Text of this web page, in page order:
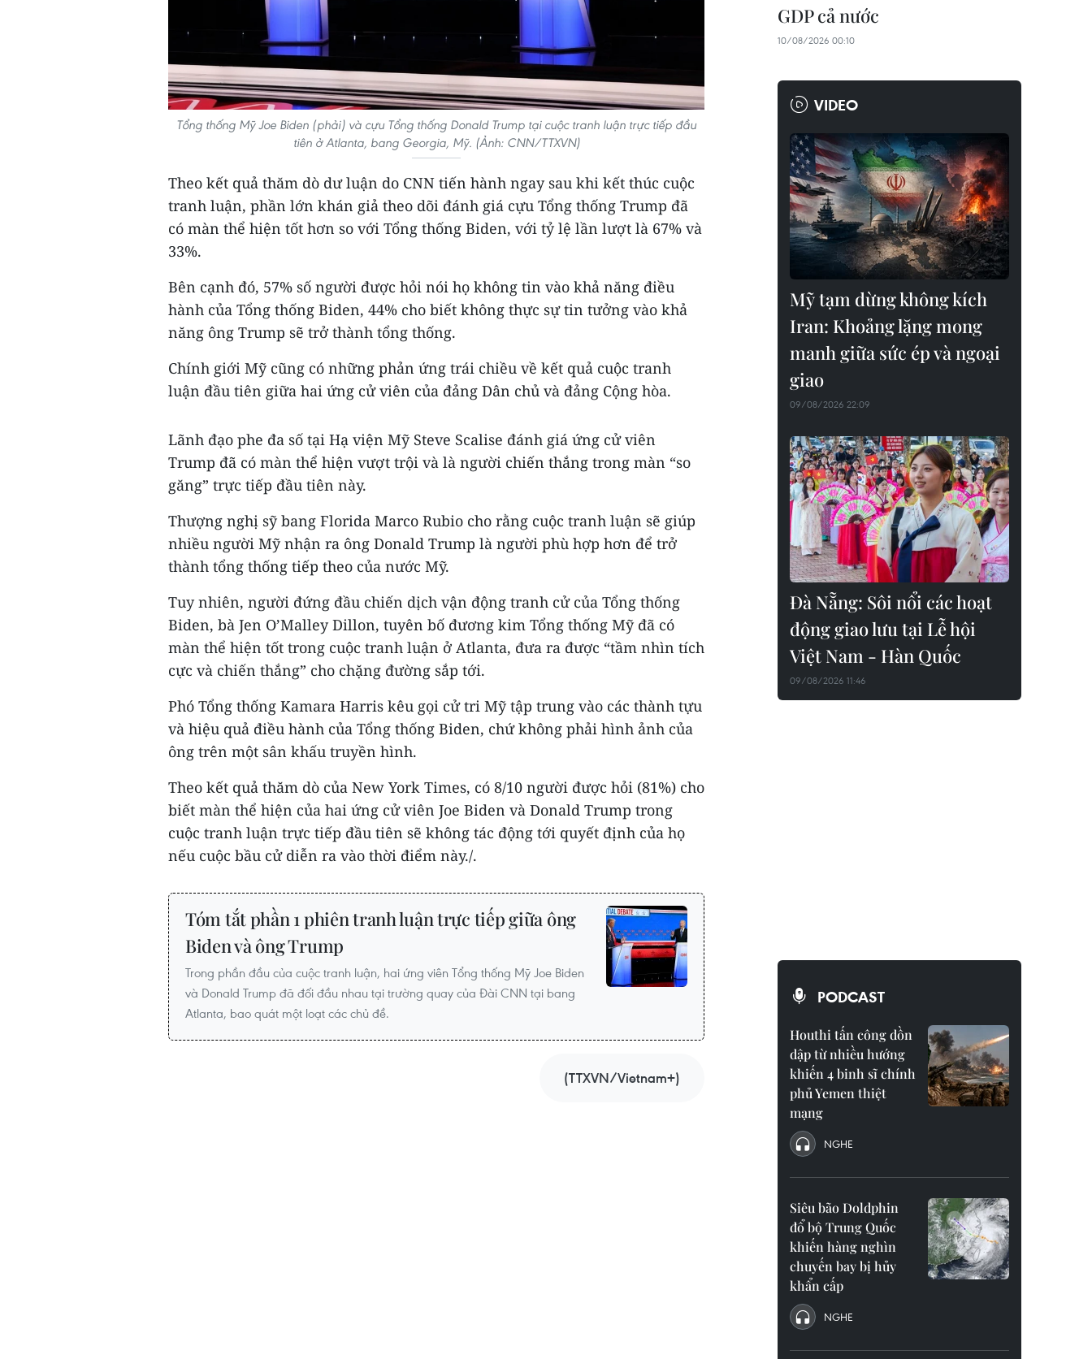
Tổng thống Mỹ Joe Biden (phải) và cựu Tổng thống Donald Trump tại cuộc tranh luận trực tiếp đầu
tiên ở Atlanta, bang Georgia, Mỹ. (Ảnh: CNN/TTXVN)
Theo kết quả thăm dò dư luận do CNN tiến hành ngay sau khi kết thúc cuộc
tranh luận, phần lớn khán giả theo dõi đánh giá cựu Tổng thống Trump đã
có màn thể hiện tốt hơn so với Tổng thống Biden, với tỷ lệ lần lượt là 67% và
33%.
Bên cạnh đó, 57% số người được hỏi nói họ không tin vào khả năng điều
hành của Tổng thống Biden, 44% cho biết không thực sự tin tưởng vào khả
năng ông Trump sẽ trở thành tổng thống.
Chính giới Mỹ cũng có những phản ứng trái chiều về kết quả cuộc tranh
luận đầu tiên giữa hai ứng cử viên của đảng Dân chủ và đảng Cộng hòa.
Lãnh đạo phe đa số tại Hạ viện Mỹ Steve Scalise đánh giá ứng cử viên
Trump đã có màn thể hiện vượt trội và là người chiến thắng trong màn “so
găng” trực tiếp đầu tiên này.
Thượng nghị sỹ bang Florida Marco Rubio cho rằng cuộc tranh luận sẽ giúp
nhiều người Mỹ nhận ra ông Donald Trump là người phù hợp hơn để trở
thành tổng thống tiếp theo của nước Mỹ.
Tuy nhiên, người đứng đầu chiến dịch vận động tranh cử của Tổng thống
Biden, bà Jen O’Malley Dillon, tuyên bố đương kim Tổng thống Mỹ đã có
màn thể hiện tốt trong cuộc tranh luận ở Atlanta, đưa ra được “tầm nhìn tích
cực và chiến thắng” cho chặng đường sắp tới.
Phó Tổng thống Kamara Harris kêu gọi cử tri Mỹ tập trung vào các thành tựu
và hiệu quả điều hành của Tổng thống Biden, chứ không phải hình ảnh của
ông trên một sân khấu truyền hình.
Theo kết quả thăm dò của New York Times, có 8/10 người được hỏi (81%) cho
biết màn thể hiện của hai ứng cử viên Joe Biden và Donald Trump trong
cuộc tranh luận trực tiếp đầu tiên sẽ không tác động tới quyết định của họ
nếu cuộc bầu cử diễn ra vào thời điểm này./.
Tóm tắt phần 1 phiên tranh luận trực tiếp giữa ông
Biden và ông Trump
Trong phần đầu của cuộc tranh luận, hai ứng viên Tổng thống Mỹ Joe Biden
và Donald Trump đã đối đầu nhau tại trường quay của Đài CNN tại bang
Atlanta, bao quát một loạt các chủ đề.
(TTXVN/Vietnam+)
GDP cả nước
10/08/2026 00:10
VIDEO
Mỹ tạm dừng không kích
Iran: Khoảng lặng mong
manh giữa sức ép và ngoại
giao
09/08/2026 22:09
Đà Nẵng: Sôi nổi các hoạt
động giao lưu tại Lễ hội
Việt Nam - Hàn Quốc
09/08/2026 11:46
PODCAST
Houthi tấn công dồn
dập từ nhiều hướng
khiến 4 binh sĩ chính
phủ Yemen thiệt
mạng
NGHE
Siêu bão Doldphin
đổ bộ Trung Quốc
khiến hàng nghìn
chuyến bay bị hủy
khẩn cấp
NGHE